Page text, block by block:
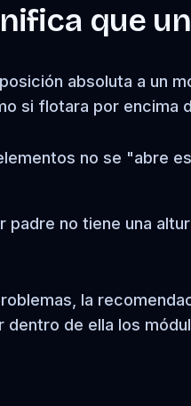
que
absoluta a un
si flotara por
no se "abre
padre no tiene una
la
de ella los